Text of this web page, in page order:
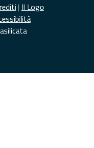
| Il Logo